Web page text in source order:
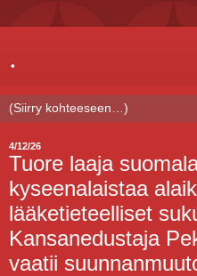
.
4/12/26
Tuore laaja
kyseenalaistaa
lääketieteelliset
Kansanedustaja
vaatii